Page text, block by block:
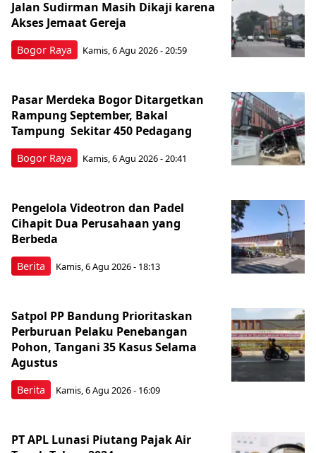
Bogor Raya
Jalan Sudirman Masih Dikaji karena
Akses Jemaat Gereja
Kamis, 6 Agu 2026 - 20:59
Bogor Raya
Pasar Merdeka Bogor Ditargetkan
Rampung September, Bakal
Tampung Sekitar 450 Pedagang
Kamis, 6 Agu 2026 - 20:41
Berita
Pengelola Videotron dan Padel
Cihapit Dua Perusahaan yang
Berbeda
Kamis, 6 Agu 2026 - 18:13
Berita
Satpol PP Bandung Prioritaskan
Perburuan Pelaku Penebangan
Pohon, Tangani 35 Kasus Selama
Agustus
Kamis, 6 Agu 2026 - 16:09
PT APL Lunasi Piutang Pajak Air